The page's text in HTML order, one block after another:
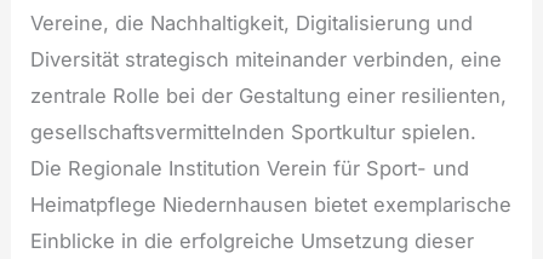
Vereine, die Nachhaltigkeit, Digitalisierung und
Diversität strategisch miteinander verbinden, eine
zentrale Rolle bei der Gestaltung einer resilienten,
gesellschaftsvermittelnden Sportkultur spielen.
Die Regionale Institution Verein für Sport- und
Heimatpflege Niedernhausen bietet exemplarische
Einblicke in die erfolgreiche Umsetzung dieser